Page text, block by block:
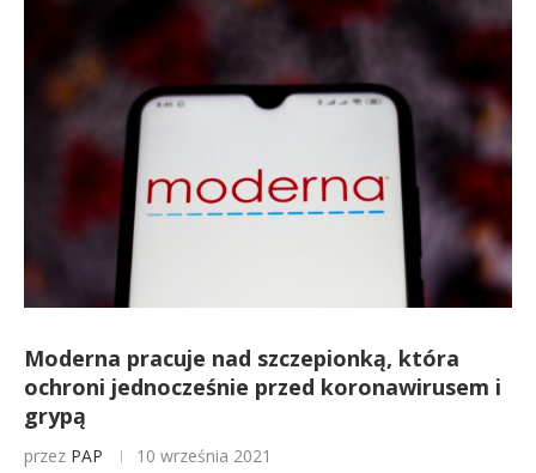
Moderna pracuje nad szczepionką, która
ochroni jednocześnie przed koronawirusem i
grypą
przez PAP 10 września 2021